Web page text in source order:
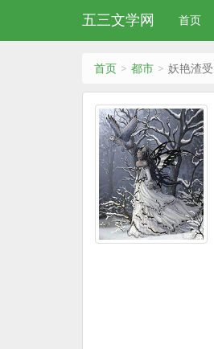
五三文学网 首页
首页 都市 妖艳渣